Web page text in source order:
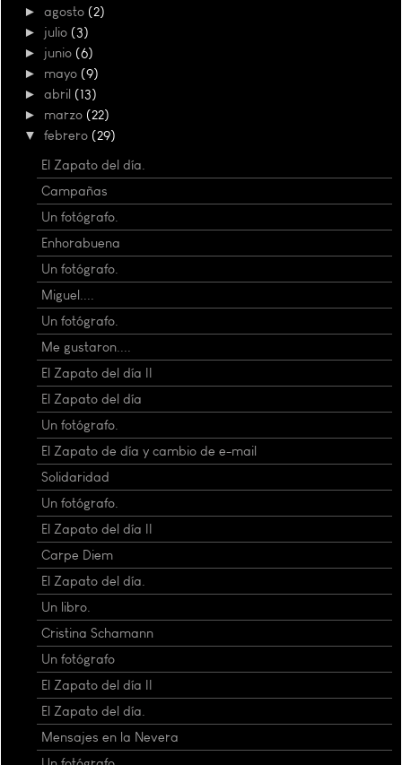
► agosto (2)
► julio (3)
► junio (6)
► mayo (9)
► abril (13)
► marzo (22)
▼ febrero (29)
El Zapato del día.
Campañas
Un fotógrafo.
Enhorabuena
Un fotógrafo.
Miguel....
Un fotógrafo.
Me gustaron....
El Zapato del día II
El Zapato del día
Un fotógrafo.
El Zapato de día y cambio de e-mail
Solidaridad
Un fotógrafo.
El Zapato del día II
Carpe Diem
El Zapato del día.
Un libro.
Cristina Schamann
Un fotógrafo
El Zapato del día II
El Zapato del día.
Mensajes en la Nevera